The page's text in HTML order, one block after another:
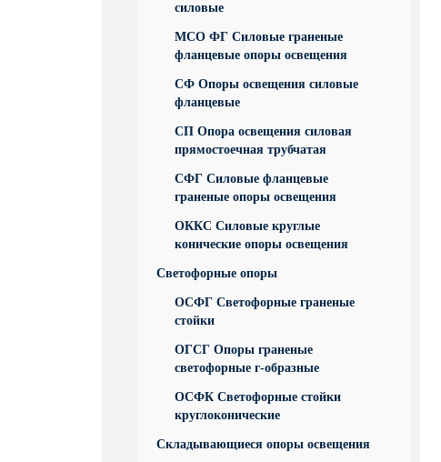
силовые
МСО ФГ Силовые граненые
фланцевые опоры освещения
СФ Опоры освещения силовые
фланцевые
СП Опора освещения силовая
прямостоечная трубчатая
СФГ Силовые фланцевые
граненые опоры освещения
ОККС Силовые круглые
конические опоры освещения
Светофорные опоры
ОСФГ Светофорные граненые
стойки
ОГСГ Опоры граненые
светофорные г-образные
ОСФК Светофорные стойки
круглоконические
Складывающиеся опоры освещения